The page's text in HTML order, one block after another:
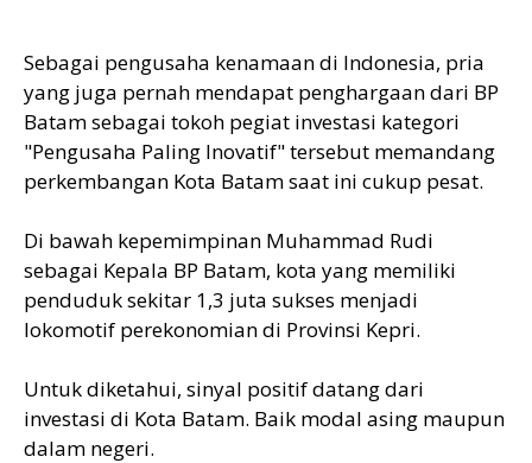
Sebagai pengusaha kenamaan di Indonesia, pria
yang juga pernah mendapat penghargaan dari BP
Batam sebagai tokoh pegiat investasi kategori
"Pengusaha Paling Inovatif" tersebut memandang
perkembangan Kota Batam saat ini cukup pesat.
Di bawah kepemimpinan Muhammad Rudi
sebagai Kepala BP Batam, kota yang memiliki
penduduk sekitar 1,3 juta sukses menjadi
lokomotif perekonomian di Provinsi Kepri.
Untuk diketahui, sinyal positif datang dari
investasi di Kota Batam. Baik modal asing maupun
dalam negeri.